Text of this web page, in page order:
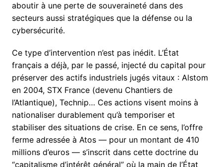
aboutir à une perte de souveraineté dans des
secteurs aussi stratégiques que la défense ou la
cybersécurité.
Ce type d’intervention n’est pas inédit. L’État
français a déjà, par le passé, injecté du capital pour
préserver des actifs industriels jugés vitaux : Alstom
en 2004, STX France (devenu Chantiers de
l’Atlantique), Technip… Ces actions visent moins à
nationaliser durablement qu’à temporiser et
stabiliser des situations de crise. En ce sens, l’offre
ferme adressée à Atos — pour un montant de 410
millions d’euros — s’inscrit dans cette doctrine du
“capitalisme d’intérêt général” où la main de l’État